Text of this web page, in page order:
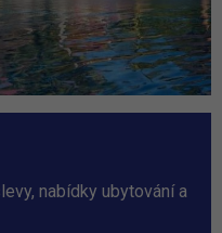
nabídky ubytování a